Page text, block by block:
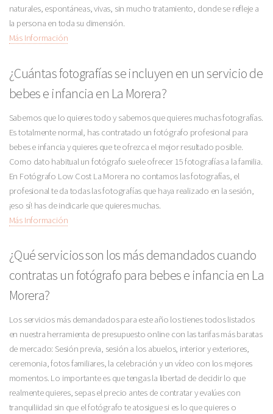
naturales, espontáneas, vivas, sin mucho tratamiento, donde se refleje a
la persona en toda su dimensión.
Más Información
¿Cuántas fotografías se incluyen en un servicio de
bebes e infancia en La Morera?
Sabemos que lo quieres todo y sabemos que quieres muchas fotografías.
Es totalmente normal, has contratado un fotógrafo profesional para
bebes e infancia y quieres que te ofrezca el mejor resultado posible.
Como dato habitual un fotógrafo suele ofrecer 15 fotografías a la familia.
En Fotógrafo Low Cost La Morera no contamos las fotografías, el
profesional te da todas las fotografías que haya realizado en la sesión,
¡eso sí! has de indicarle que quieres muchas.
Más Información
¿Qué servicios son los más demandados cuando
contratas un fotógrafo para bebes e infancia en La
Morera?
Los servicios más demandados para este año los tienes todos listados
en nuestra herramienta de presupuesto online con las tarifas más baratas
de mercado: Sesión previa, sesión a los abuelos, interior y exteriores,
ceremonia, fotos familiares, la celebración y un vídeo con los mejores
momentos. Lo importante es que tengas la libertad de decidir lo que
realmente quieres, sepas el precio antes de contratar y evalúes con
tranquiliidad sin que el fotógrafo te atosigue si es lo que quieres o